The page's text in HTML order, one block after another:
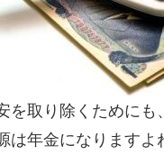
を取り除くために
は年金になりますよ